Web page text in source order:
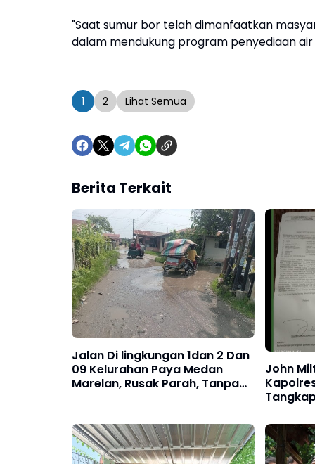
"Saat sumur bor telah dimanfaatkan
dalam mendukung program penyediaan
1 2 Lihat Semua
Berita Terkait
Jalan Di lingkungan 1dan 2 Dan
09 Kelurahan Paya Medan
Marelan, Rusak Parah, Tanpa
John